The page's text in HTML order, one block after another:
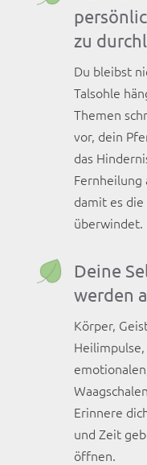
zu
Du bleibst
Talsohle
Themen
vor, dein
das
damit es
überwindet.
Deine
werden
Körper,
Heilimpulse,
Erinnere
und Zeit
öffnen.